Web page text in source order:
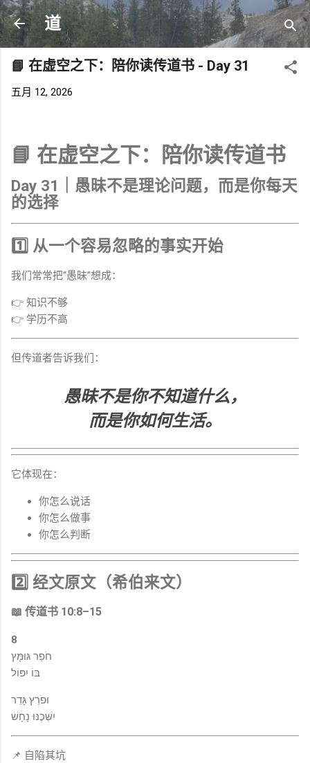
跳至主要内容
道
📘 在虚空之下：陪你读传道书 - Day 31
五月 12, 2026
📘 在虚空之下：陪你读传道书
Day 31｜愚昧不是理论问题，而是你每天
的选择
1️⃣ 从一个容易忽略的事实开始
我们常常把“愚昧”想成：
👉 知识不够
👉 学历不高
但传道者告诉我们：
愚昧不是你不知道什么，
而是你如何生活。
它体现在：
你怎么说话
你怎么做事
你怎么判断
2️⃣ 经文原文（希伯来文）
📖 传道书 10:8–15
8
חֹפֵר גּוּמָּץ
בּוֹ יִפּוֹל
וּפֹרֵץ גָּדֵר
יִשְּׁכֶנּוּ נָחָשׁ
📌 自陷其坑